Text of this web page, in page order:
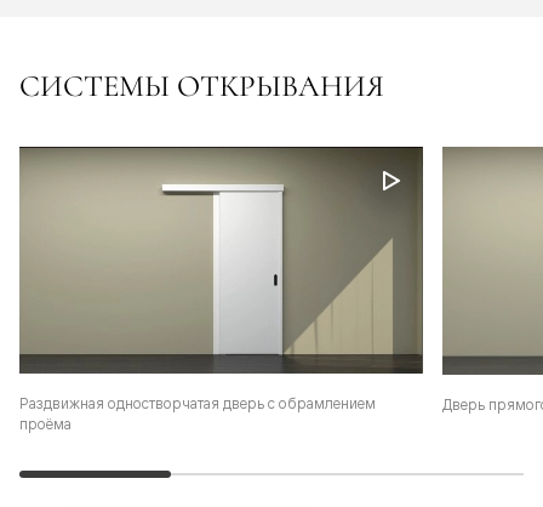
СИСТЕМЫ ОТКРЫВАНИЯ
Раздвижная одностворчатая дверь с обрамлением
проёма
Дверь